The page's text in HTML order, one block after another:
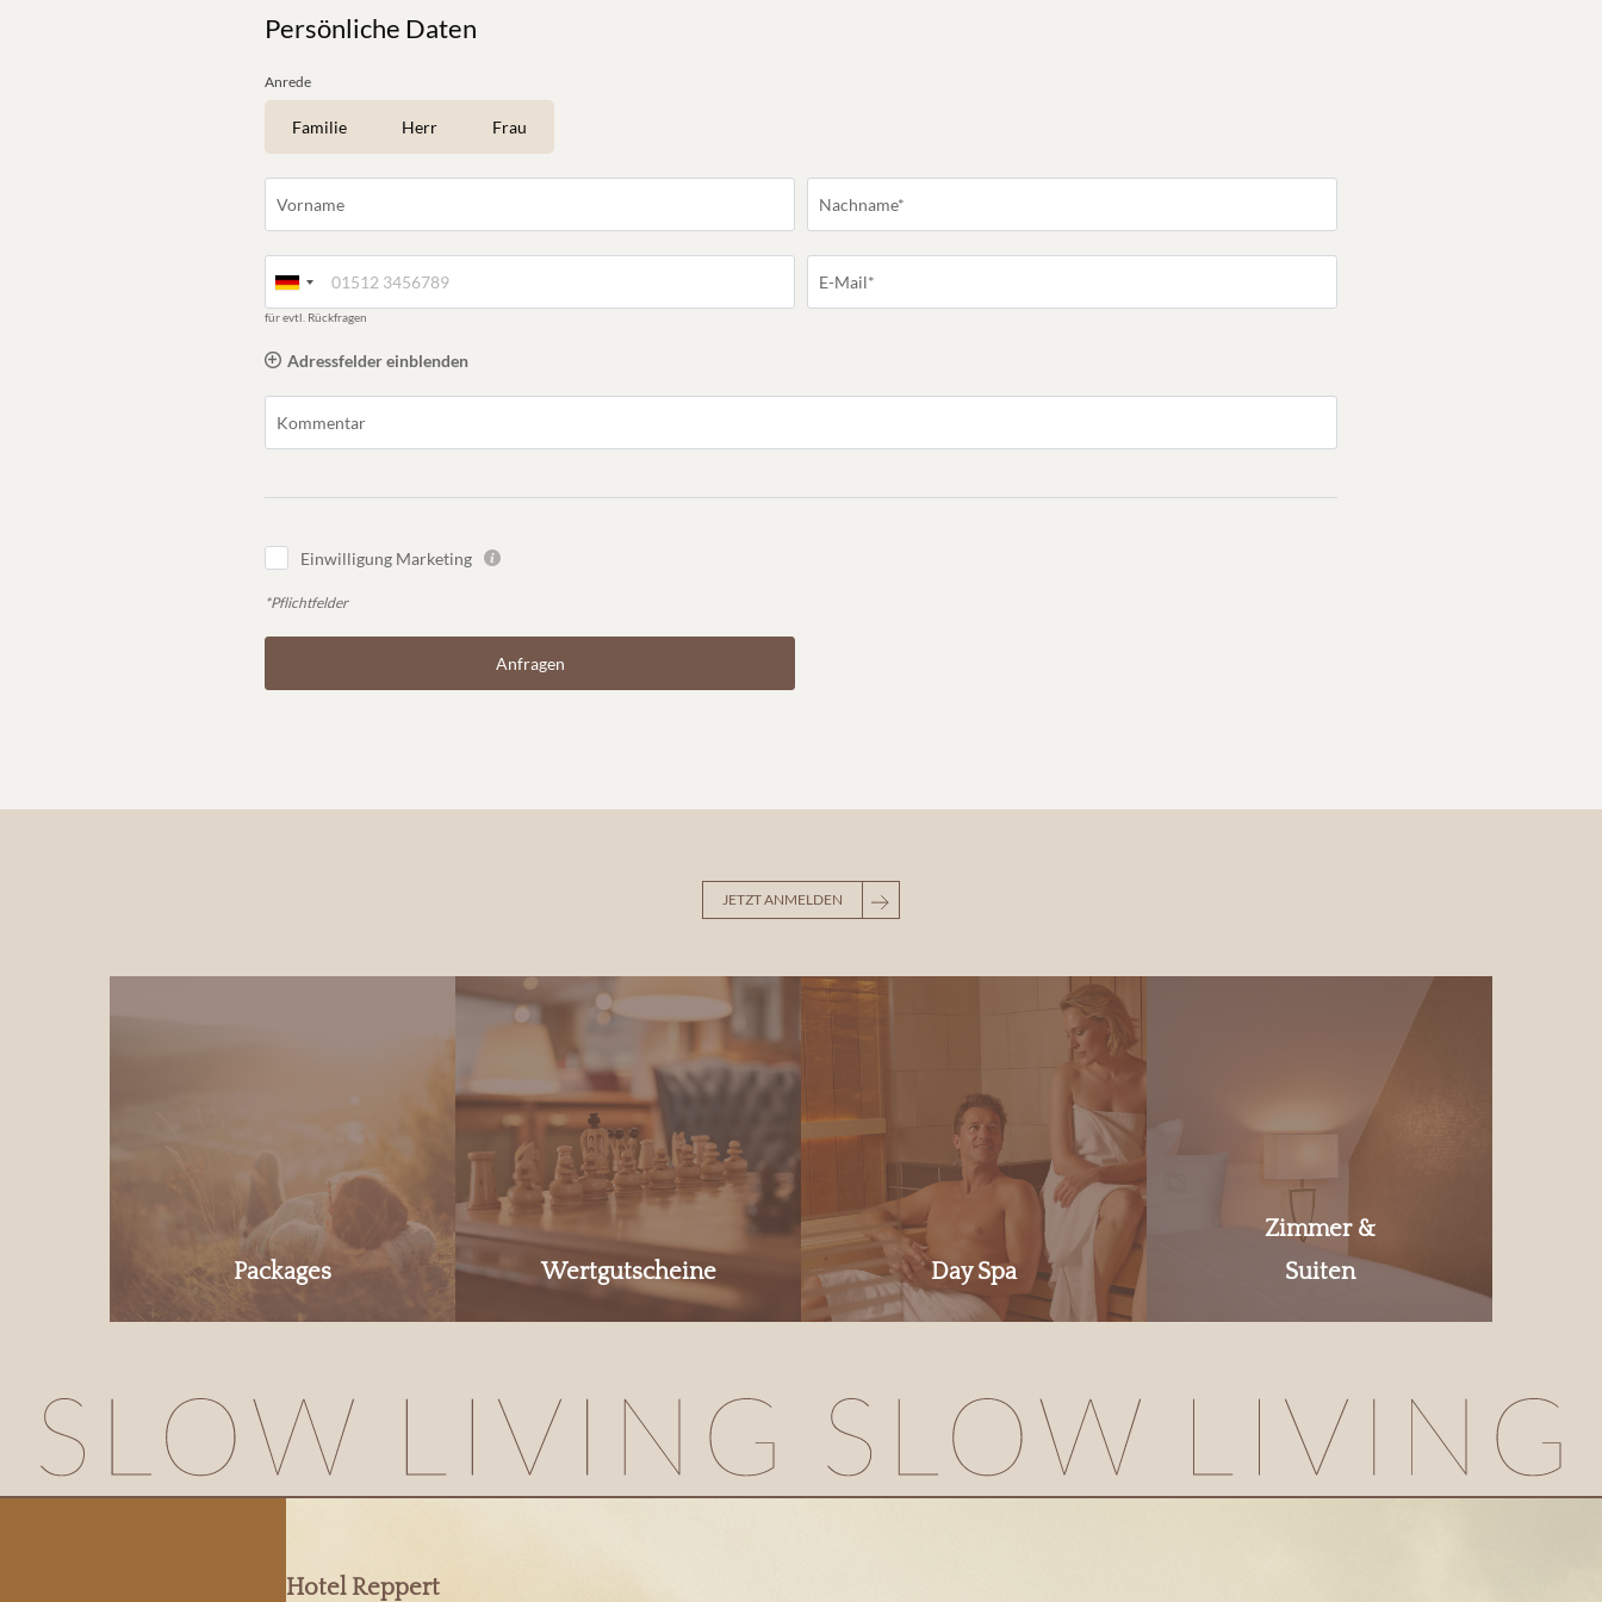
Persönliche Daten
Anrede
Familie Herr Frau
Vorname Nachname*
für evtl. Rückfragen
E-Mail*
Adressfelder einblenden
Kommentar
Einwilligung Marketing
*Pflichtfelder
Anfragen
JETZT ANMELDEN
Packages Wertgutscheine Day Spa
Zimmer &
Suiten
Hotel Reppert